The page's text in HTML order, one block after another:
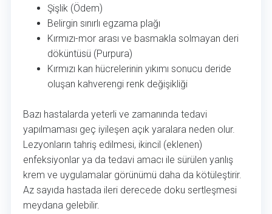
Şişlik (Ödem)
Belirgin sınırlı egzama plağı
Kırmızı-mor arası ve basmakla solmayan deri
döküntüsü (Purpura)
Kırmızı kan hücrelerinin yıkımı sonucu deride
oluşan kahverengi renk değişikliği
Bazı hastalarda yeterli ve zamanında tedavi
yapılmaması geç iyileşen açık yaralara neden olur.
Lezyonların tahriş edilmesi, ikincil (eklenen)
enfeksiyonlar ya da tedavi amacı ile sürülen yanlış
krem ve uygulamalar görünümü daha da kötüleştirir.
Az sayıda hastada ileri derecede doku sertleşmesi
meydana gelebilir.